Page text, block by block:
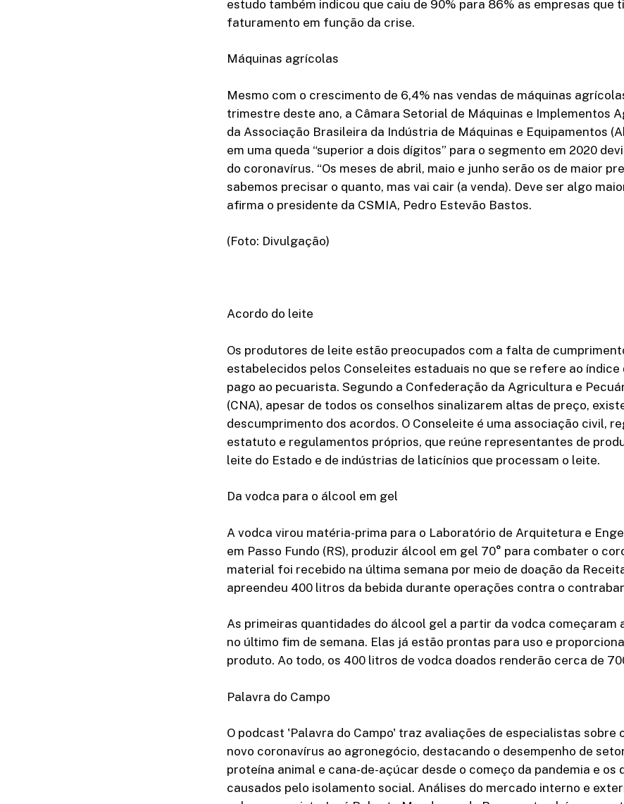
estudo também indicou que caiu de 90% para 86% as empresas que
faturamento em função da crise.
Máquinas agrícolas
Mesmo com o crescimento de 6,4% nas vendas de máquinas
trimestre deste ano, a Câmara Setorial de Máquinas e Implementos
da Associação Brasileira da Indústria de Máquinas e Equipamentos
em uma queda “superior a dois dígitos” para o segmento em 2020
do coronavírus. “Os meses de abril, maio e junho serão os de maior
sabemos precisar o quanto, mas vai cair (a venda). Deve ser algo
afirma o presidente da CSMIA, Pedro Estevão Bastos.
(Foto: Divulgação)
Acordo do leite
Os produtores de leite estão preocupados com a falta de
estabelecidos pelos Conseleites estaduais no que se refere ao índice
pago ao pecuarista. Segundo a Confederação da Agricultura e
(CNA), apesar de todos os conselhos sinalizarem altas de preço,
descumprimento dos acordos. O Conseleite é uma associação civil,
estatuto e regulamentos próprios, que reúne representantes de
leite do Estado e de indústrias de laticínios que processam o leite.
Da vodca para o álcool em gel
A vodca virou matéria-prima para o Laboratório de Arquitetura e
em Passo Fundo (RS), produzir álcool em gel 70° para combater o
material foi recebido na última semana por meio de doação da
apreendeu 400 litros da bebida durante operações contra o
As primeiras quantidades do álcool gel a partir da vodca começaram
no último fim de semana. Elas já estão prontas para uso e
produto. Ao todo, os 400 litros de vodca doados renderão cerca de
Palavra do Campo
O podcast 'Palavra do Campo' traz avaliações de especialistas sobre
novo coronavírus ao agronegócio, destacando o desempenho de
proteína animal e cana-de-açúcar desde o começo da pandemia e os
causados pelo isolamento social. Análises do mercado interno e